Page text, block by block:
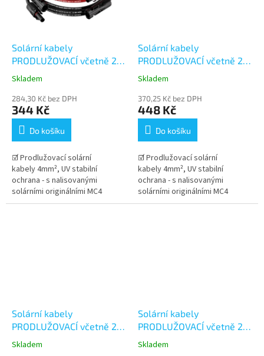
Solární kabely
PRODLUŽOVACÍ včetně 2
párů konektorů MC4 -
Skladem
284,30 Kč bez DPH
344 Kč
Do košíku
☑ Prodlužovací solární
kabely 4mm², UV stabilní
ochrana - s nalisovanými
solárními originálními MC4
konektory Stäubli . Dlouhá
Solární kabely
PRODLUŽOVACÍ včetně 2
párů konektorů MC4 -
Skladem
370,25 Kč bez DPH
448 Kč
Do košíku
☑ Prodlužovací solární
kabely 4mm², UV stabilní
ochrana - s nalisovanými
solárními originálními MC4
konektory Stäubli . Dlouhá
Solární kabely
PRODLUŽOVACÍ včetně 2
párů konektorů MC4 -
Skladem
Solární kabely
PRODLUŽOVACÍ včetně 2
párů konektorů MC4 -
Skladem